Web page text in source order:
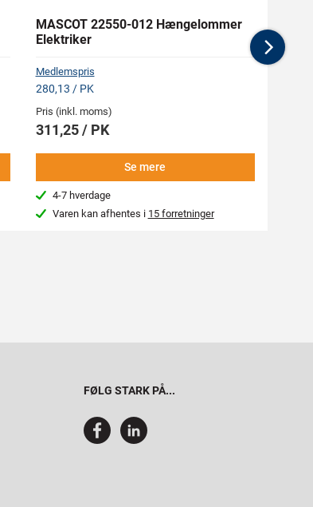
MASCOT 22550-012 Hængelommer
Elektriker
Medlemspris
280,13 / PK
Pris (inkl. moms)
311,25 / PK
Se mere
4-7 hverdage
Varen kan afhentes i 15 forretninger
FØLG STARK PÅ...